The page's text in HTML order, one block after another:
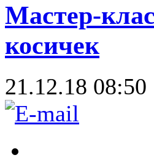
Мастер-
косичек
21.12.18 08:50